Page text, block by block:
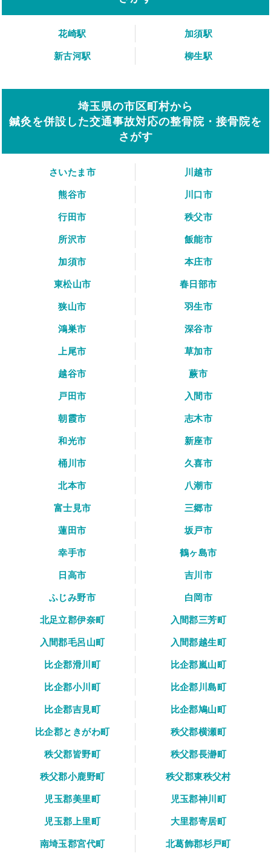
花崎駅
加須駅
新古河駅
柳生駅
埼玉県の市区町村から
鍼灸を併設した交通事故対応の整骨院・接骨院を
さがす
さいたま市
川越市
熊谷市
川口市
行田市
秩父市
所沢市
飯能市
加須市
本庄市
東松山市
春日部市
狭山市
羽生市
鴻巣市
深谷市
上尾市
草加市
越谷市
蕨市
戸田市
入間市
朝霞市
志木市
和光市
新座市
桶川市
久喜市
北本市
八潮市
富士見市
三郷市
蓮田市
坂戸市
幸手市
鶴ヶ島市
日高市
吉川市
ふじみ野市
白岡市
北足立郡伊奈町
入間郡三芳町
入間郡毛呂山町
入間郡越生町
比企郡滑川町
比企郡嵐山町
比企郡小川町
比企郡川島町
比企郡吉見町
比企郡鳩山町
比企郡ときがわ町
秩父郡横瀬町
秩父郡皆野町
秩父郡長瀞町
秩父郡小鹿野町
秩父郡東秩父村
児玉郡美里町
児玉郡神川町
児玉郡上里町
大里郡寄居町
南埼玉郡宮代町
北葛飾郡杉戸町